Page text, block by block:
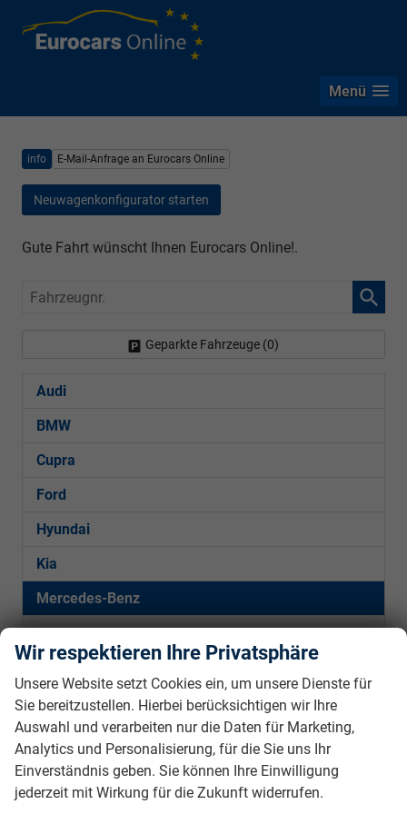
Menü
info E-Mail-Anfrage an Eurocars Online
Neuwagenkonfigurator starten
Gute Fahrt wünscht Ihnen Eurocars Online!.
Fahrzeugnr.
Geparkte Fahrzeuge (0)
Audi
BMW
Cupra
Ford
Hyundai
Kia
Mercedes-Benz
C-Klasse Limousine
C-Klasse T-Modell
GLA
Peugeot
Seat
Wir respektieren Ihre Privatsphäre
Unsere Website setzt Cookies ein, um unsere Dienste für
Sie bereitzustellen. Hierbei berücksichtigen wir Ihre
Auswahl und verarbeiten nur die Daten für Marketing,
Analytics und Personalisierung, für die Sie uns Ihr
Einverständnis geben. Sie können Ihre Einwilligung
jederzeit mit Wirkung für die Zukunft widerrufen.